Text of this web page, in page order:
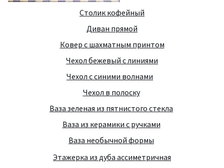
Столик кофейный
Диван прямой
Ковер с шахматным принтом
Чехол бежевый с линиями
Чехол с синими волнами
Чехол в полоску
Ваза зеленая из пятнистого стекла
Ваза из керамики с ручками
Ваза необычной формы
Этажерка из дуба ассиметричная